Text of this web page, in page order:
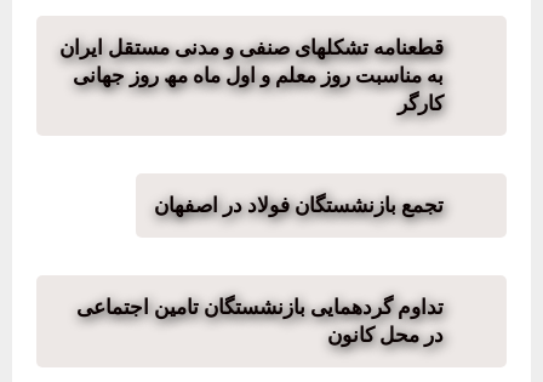
قطعنامه تشکلھای صنفی و مدنی مستقل ایران
به مناسبت روز معلم و اول ماه مھ روز جھانی
کارگر
تجمع بازنشستگان فولاد در اصفهان
تداوم گردهمایی بازنشستگان تامین اجتماعی
در محل کانون